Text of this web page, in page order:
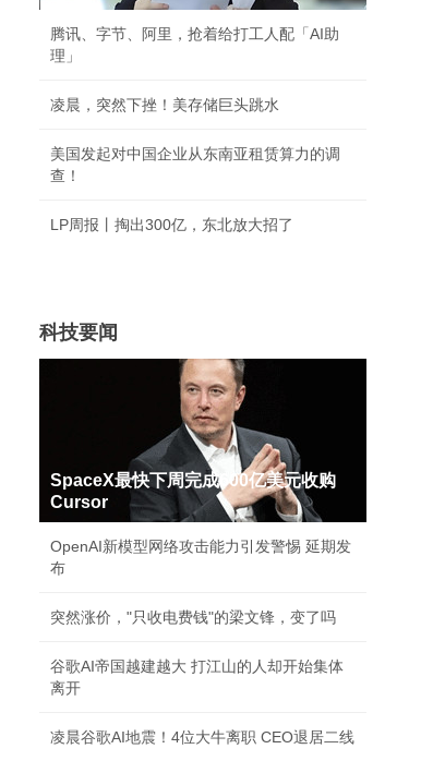
腾讯、字节、阿里，抢着给打工人配「AI助
理」
凌晨，突然下挫！美存储巨头跳水
美国发起对中国企业从东南亚租赁算力的调
查！
LP周报丨掏出300亿，东北放大招了
科技要闻
SpaceX最快下周完成600亿美元收购
Cursor
OpenAI新模型网络攻击能力引发警惕 延期发
布
突然涨价，"只收电费钱"的梁文锋，变了吗
谷歌AI帝国越建越大 打江山的人却开始集体
离开
凌晨谷歌AI地震！4位大牛离职 CEO退居二线